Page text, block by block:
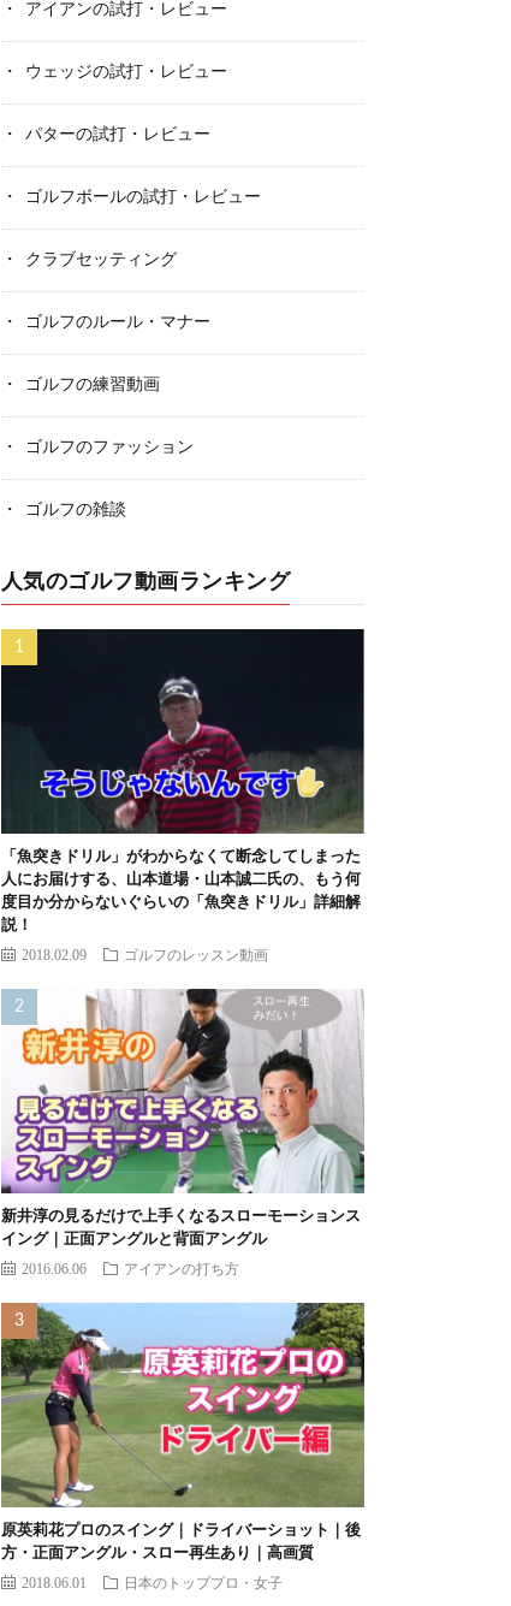
アイアンの試打・レビュー
ウェッジの試打・レビュー
パターの試打・レビュー
ゴルフボールの試打・レビュー
クラブセッティング
ゴルフのルール・マナー
ゴルフの練習動画
ゴルフのファッション
ゴルフの雑談
人気のゴルフ動画ランキング
「魚突きドリル」がわからなくて断念してしまった
人にお届けする、山本道場・山本誠二氏の、もう何
度目か分からないぐらいの「魚突きドリル」詳細解
説！
2018.02.09 ゴルフのレッスン動画
新井淳の見るだけで上手くなるスローモーションス
イング｜正面アングルと背面アングル
2016.06.06 アイアンの打ち方
原英莉花プロのスイング｜ドライバーショット｜後
方・正面アングル・スロー再生あり｜高画質
2018.06.01 日本のトッププロ・女子